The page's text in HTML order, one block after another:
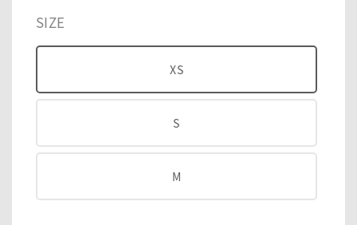
SIZE
XS
S
M